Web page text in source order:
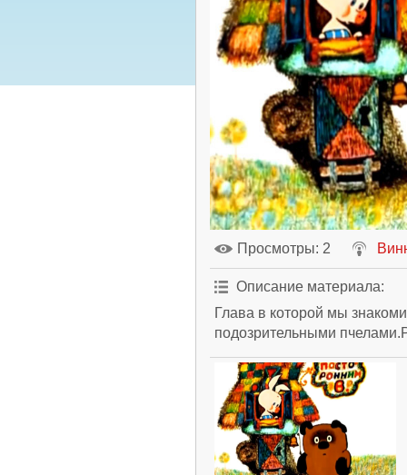
Просмотры: 2
Описание материала:
Глава в которой мы
подозрительными